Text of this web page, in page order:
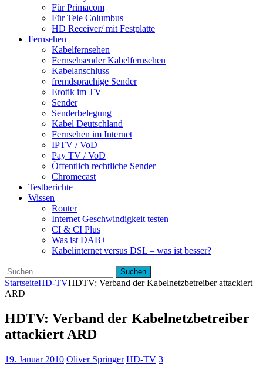
Für Primacom
Für Tele Columbus
HD Receiver/ mit Festplatte
Fernsehen
Kabelfernsehen
Fernsehsender Kabelfernsehen
Kabelanschluss
fremdsprachige Sender
Erotik im TV
Sender
Senderbelegung
Kabel Deutschland
Fernsehen im Internet
IPTV / VoD
Pay TV / VoD
Öffentlich rechtliche Sender
Chromecast
Testberichte
Wissen
Router
Internet Geschwindigkeit testen
CI & CI Plus
Was ist DAB+
Kabelinternet versus DSL – was ist besser?
Suchen
nach:
StartseiteHD-TVHDTV: Verband der Kabelnetzbetreiber attackiert
ARD
HDTV: Verband der Kabelnetzbetreiber
attackiert ARD
19. Januar 2010 Oliver Springer HD-TV 3